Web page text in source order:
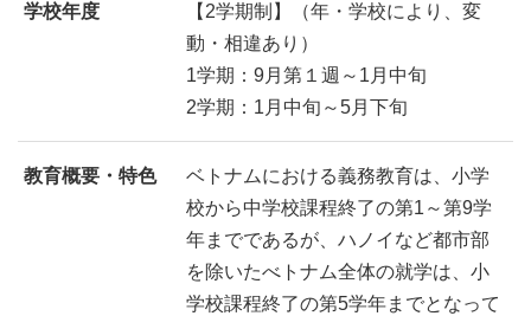
学校年度
【2学期制】（年・学校により、変
動・相違あり）
1学期：9月第１週～1月中旬
2学期：1月中旬～5月下旬
教育概要・特色
ベトナムにおける義務教育は、小学
校から中学校課程終了の第1～第9学
年までであるが、ハノイなど都市部
を除いたべトナム全体の就学は、小
学校課程終了の第5学年までとなって